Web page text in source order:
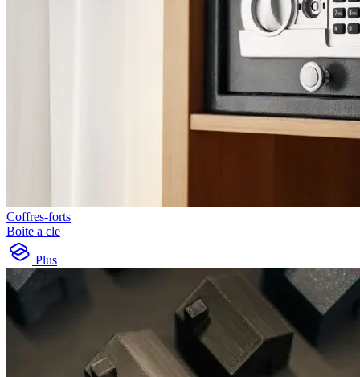
Coffres-forts
Boite a cle
Plus